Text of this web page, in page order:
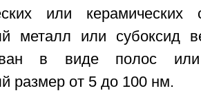
или керамических
металл или субоксид
в виде полос
размер от 5 до 100 нм.